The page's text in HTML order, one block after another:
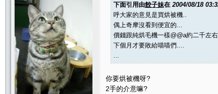
下面引用由餃子妹在 2004/08/18
呼大家的意見是買烘被機..
偶上奇摩沒看到便宜的...
價錢跟純烘毛機一樣@@a約二千左
下個月才要敗給喵喵們....
你要烘被機呀?
2手的介意嘛?